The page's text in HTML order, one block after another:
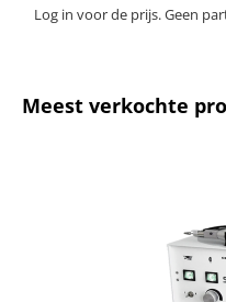
Log in voor de prijs. Geen
Meest verkochte